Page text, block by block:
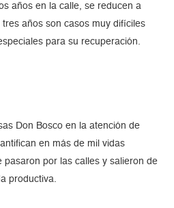
años en la calle, se reducen a
años son casos muy difíciles
para su recuperación.
Don Bosco en la atención de
en más de mil vidas
pasaron por las calles y salieron de
productiva.